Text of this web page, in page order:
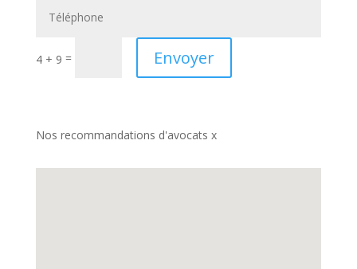
4 + 9 = Envoyer
Nos recommandations d'avocats x